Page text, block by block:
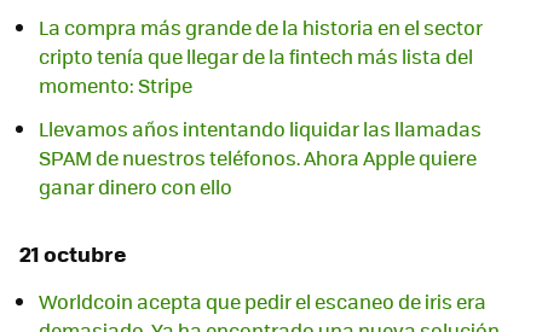
La compra más grande de la historia en el sector
cripto tenía que llegar de la fintech más lista del
momento: Stripe
Llevamos años intentando liquidar las llamadas
SPAM de nuestros teléfonos. Ahora Apple quiere
ganar dinero con ello
21 octubre
Worldcoin acepta que pedir el escaneo de iris era